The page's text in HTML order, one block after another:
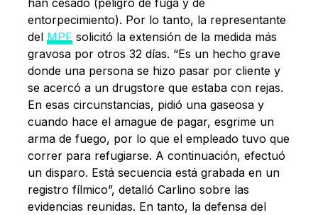
entorpecimiento). Por lo tanto, la representante
del MPF solicitó la extensión de la medida más
gravosa por otros 32 días. “Es un hecho grave
donde una persona se hizo pasar por cliente y
se acercó a un drugstore que estaba con rejas.
En esas circunstancias, pidió una gaseosa y
cuando hace el amague de pagar, esgrime un
arma de fuego, por lo que el empleado tuvo que
correr para refugiarse. A continuación, efectuó
un disparo. Está secuencia está grabada en un
registro fílmico”, detalló Carlino sobre las
evidencias reunidas. En tanto, la defensa del